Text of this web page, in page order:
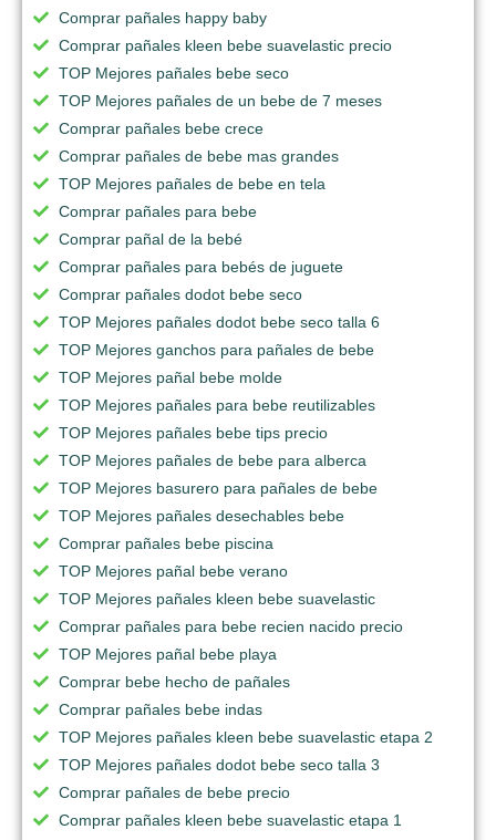
Comprar pañales happy baby
Comprar pañales kleen bebe suavelastic precio
TOP Mejores pañales bebe seco
TOP Mejores pañales de un bebe de 7 meses
Comprar pañales bebe crece
Comprar pañales de bebe mas grandes
TOP Mejores pañales de bebe en tela
Comprar pañales para bebe
Comprar pañal de la bebé
Comprar pañales para bebés de juguete
Comprar pañales dodot bebe seco
TOP Mejores pañales dodot bebe seco talla 6
TOP Mejores ganchos para pañales de bebe
TOP Mejores pañal bebe molde
TOP Mejores pañales para bebe reutilizables
TOP Mejores pañales bebe tips precio
TOP Mejores pañales de bebe para alberca
TOP Mejores basurero para pañales de bebe
TOP Mejores pañales desechables bebe
Comprar pañales bebe piscina
TOP Mejores pañal bebe verano
TOP Mejores pañales kleen bebe suavelastic
Comprar pañales para bebe recien nacido precio
TOP Mejores pañal bebe playa
Comprar bebe hecho de pañales
Comprar pañales bebe indas
TOP Mejores pañales kleen bebe suavelastic etapa 2
TOP Mejores pañales dodot bebe seco talla 3
Comprar pañales de bebe precio
Comprar pañales kleen bebe suavelastic etapa 1